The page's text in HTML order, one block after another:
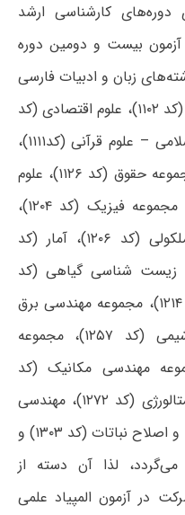
دوره‌های کارشناسی ارشد
مرحله آزمون بیست و دومین دوره
زبان و ادبیات فارسی
(کد ۱۱۰۱)، مجموعه علوم جغرافیایی (کد ۱۱۰۲)، علوم اقتصادی (کد
۱۱۰۵)، مجموعه الهیات و معارف اسلامی – علوم قرآنی (کد۱۱۱۱)،
مجموعه علوم تربیتی (کد ۱۱۱۷)، مجموعه حقوق (کد ۱۱۲۶)، علوم
زمین (کد ۱۲۰۱)، شیمی (کد۱۲۰۳)، مجموعه فیزیک (کد ۱۲۰۴)،
مجموعه زیست شناسی سلولی ملکولی (کد ۱۲۰۶)، آمار (کد
مجموعه ریاضی (کد۱۲۰۸)، زیست شناسی گیاهی (کد
۱۲۱۳)، زیست شناسی جانوری (کد ۱۲۱۴)، مجموعه مهندسی برق
(کد ۱۲۵۱)، مجموعه مهندسی شیمی (کد ۱۲۵۷)، مجموعه
(کد ۱۲۶۴)، مجموعه مهندسی مکانیک (کد
۱۲۶۷)، مجموعه مهندسی مواد و متالورژی (کد ۱۲۷۲)، مهندسی
کامپیوتر (کد ۱۲۷۷)، مجموعه زراعت و اصلاح نباتات (کد ۱۳۰۳) و
برگزار می‌گردد، لذا آن دسته از
در آزمون المپیاد علمی